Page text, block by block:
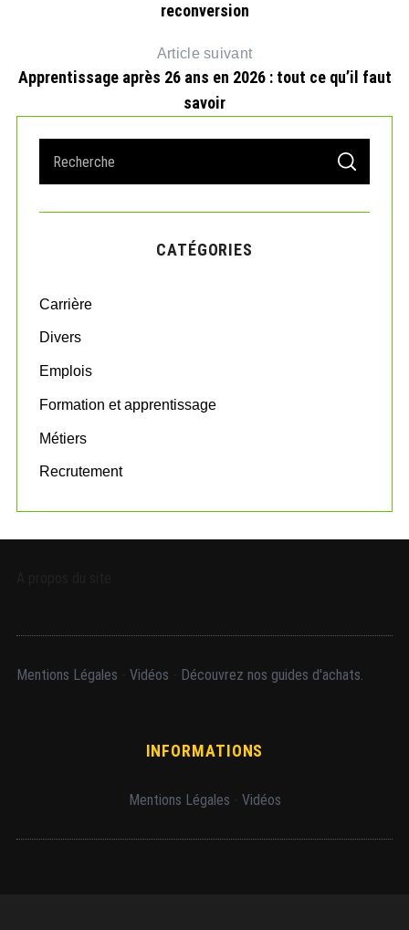
reconversion
Article suivant
Apprentissage après 26 ans en 2026 : tout ce qu’il faut
savoir
a
r
o
:
S
A
C
CATÉGORIES
Carrière
Divers
Emplois
Formation et apprentissage
Métiers
Recrutement
Mentions Légales Vidéos Découvrez nos guides d'achats.
INFORMATIONS
Mentions Légales Vidéos